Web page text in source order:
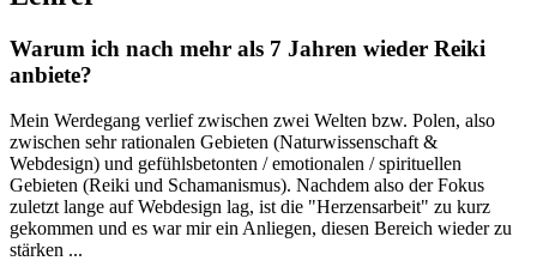
Warum ich nach mehr als 7 Jahren wieder Reiki
anbiete?
Mein Werdegang verlief zwischen zwei Welten bzw. Polen, also
zwischen sehr rationalen Gebieten (Naturwissenschaft &
Webdesign) und gefühlsbetonten / emotionalen / spirituellen
Gebieten (Reiki und Schamanismus). Nachdem also der Fokus
zuletzt lange auf Webdesign lag, ist die "Herzensarbeit" zu kurz
gekommen und es war mir ein Anliegen, diesen Bereich wieder zu
stärken ...